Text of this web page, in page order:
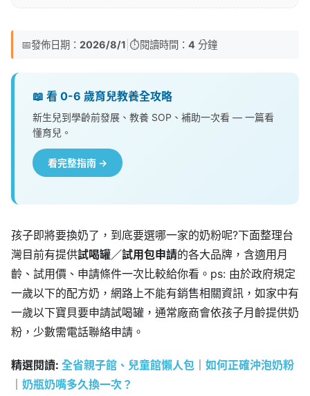
📅發佈日期： 2026/8/1 ⏱️閱讀時間： 4 分鐘
📖 看 0-6 歲育兒教養全攻略
新生兒到學齡前發展、教養 SOP、補助一次看 — 一篇看
懂育兒。
看完整指南 →
孩子即將要換奶了，到底要選哪一家的奶粉呢?下面整理台
灣目前有提供試喝罐／試用包申請的各大品牌，含適用月
齡、試用價、申請條件一次比較給你看。ps: 由於政府規定
一歲以下的配方奶，網路上不能有銷售相關資訊，如家中有
一歲以下寶貝要申請試喝罐，通常廠商會依孩子月齡提供奶
粉，少數需電話聯絡申請。
精選閱讀: 全省親子館、兒童館懶人包
如何正確沖泡奶粉
奶瓶奶嘴多久換一次？